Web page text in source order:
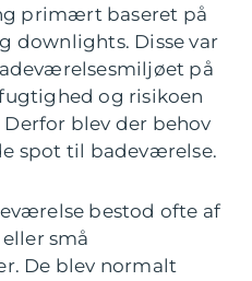
primært baseret på
downlights. Disse var
på
og risikoen
blev der behov
spot til badeværelse.
bestod ofte af
små
De blev normalt